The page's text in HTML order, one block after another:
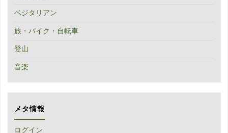
ベジタリアン
旅・バイク・自転車
登山
音楽
メタ情報
ログイン